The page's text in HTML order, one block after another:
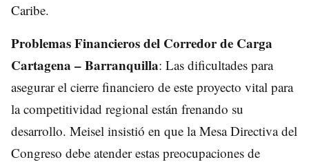
Caribe.
Problemas Financieros del Corredor de Carga
Cartagena – Barranquilla: Las dificultades para
asegurar el cierre financiero de este proyecto vital para
la competitividad regional están frenando su
desarrollo. Meisel insistió en que la Mesa Directiva del
Congreso debe atender estas preocupaciones de